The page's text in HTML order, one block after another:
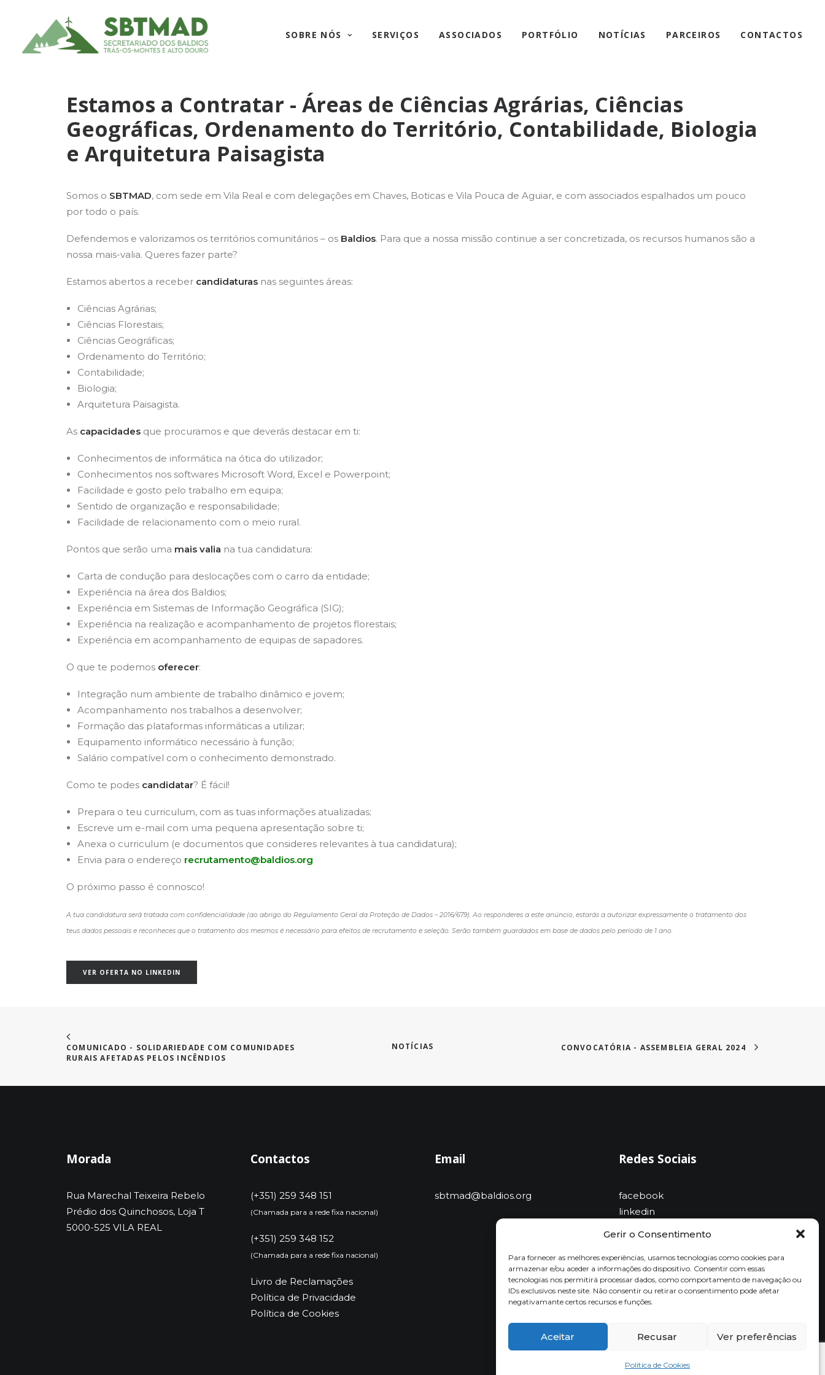
Gerir o Consentimento
Para fornecer as melhores experiências, usamos tecnologias como cookies para
armazenar e/ou aceder a informações do dispositivo. Consentir com essas
tecnologias nos permitirá processar dados, como comportamento de navegação ou
IDs exclusivos neste site. Não consentir ou retirar o consentimento pode afetar
negativamante certos recursos e funções.
Aceitar Recusar Ver preferências
Política de Cookies
SOBRE NÓS SERVIÇOS ASSOCIADOS PORTFÓLIO NOTÍCIAS PARCEIROS CONTACTOS
Estamos a Contratar - Áreas de Ciências Agrárias, Ciências
Geográficas, Ordenamento do Território, Contabilidade, Biologia
e Arquitetura Paisagista
Somos o SBTMAD, com sede em Vila Real e com delegações em Chaves, Boticas e Vila Pouca de Aguiar, e com associados espalhados um pouco
por todo o país.
Defendemos e valorizamos os territórios comunitários – os Baldios. Para que a nossa missão continue a ser concretizada, os recursos humanos são a
nossa mais-valia. Queres fazer parte?
Estamos abertos a receber candidaturas nas seguintes áreas:
Ciências Agrárias;
Ciências Florestais;
Ciências Geográficas;
Ordenamento do Território;
Contabilidade;
Biologia;
Arquitetura Paisagista.
As capacidades que procuramos e que deverás destacar em ti:
Conhecimentos de informática na ótica do utilizador;
Conhecimentos nos softwares Microsoft Word, Excel e Powerpoint;
Facilidade e gosto pelo trabalho em equipa;
Sentido de organização e responsabilidade;
Facilidade de relacionamento com o meio rural.
Pontos que serão uma mais valia na tua candidatura:
Carta de condução para deslocações com o carro da entidade;
Experiência na área dos Baldios;
Experiência em Sistemas de Informação Geográfica (SIG);
Experiência na realização e acompanhamento de projetos florestais;
Experiência em acompanhamento de equipas de sapadores.
O que te podemos oferecer:
Integração num ambiente de trabalho dinâmico e jovem;
Acompanhamento nos trabalhos a desenvolver;
Formação das plataformas informáticas a utilizar;
Equipamento informático necessário à função;
Salário compatível com o conhecimento demonstrado.
Como te podes candidatar? É fácil!
Prepara o teu curriculum, com as tuas informações atualizadas;
Escreve um e-mail com uma pequena apresentação sobre ti;
Anexa o curriculum (e documentos que consideres relevantes à tua candidatura);
Envia para o endereço recrutamento@baldios.org
O próximo passo é connosco!
A tua candidatura será tratada com confidencialidade (ao abrigo do Regulamento Geral da Proteção de Dados – 2016/679). Ao responderes a este anúncio, estarás a autorizar expressamente o tratamento dos
teus dados pessoais e reconheces que o tratamento dos mesmos é necessário para efeitos de recrutamento e seleção. Serão também guardados em base de dados pelo período de 1 ano.
VER OFERTA NO LINKEDIN
COMUNICADO - SOLIDARIEDADE COM COMUNIDADES
RURAIS AFETADAS PELOS INCÊNDIOS
NOTÍCIAS CONVOCATÓRIA - ASSEMBLEIA GERAL 2024
Morada
Rua Marechal Teixeira Rebelo
Prédio dos Quinchosos, Loja T
5000-525 VILA REAL
Contactos
(+351) 259 348 151
(Chamada para a rede fixa nacional)
(+351) 259 348 152
(Chamada para a rede fixa nacional)
Livro de Reclamações
Política de Privacidade
Política de Cookies
Email
sbtmad@baldios.org
Redes Sociais
facebook
linkedin